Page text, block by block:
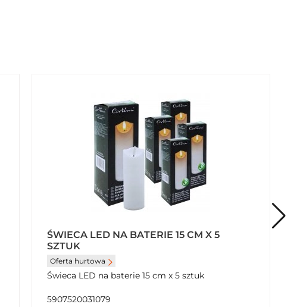
ŚWIECA LED NA BATERIE 15 CM X 5
SZTUK
Oferta hurtowa
Świeca LED na baterie 15 cm x 5 sztuk
5907520031079